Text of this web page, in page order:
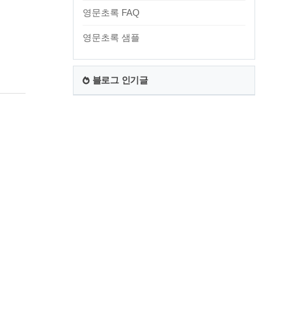
영문초록 FAQ
영문초록 샘플
블로그 인기글